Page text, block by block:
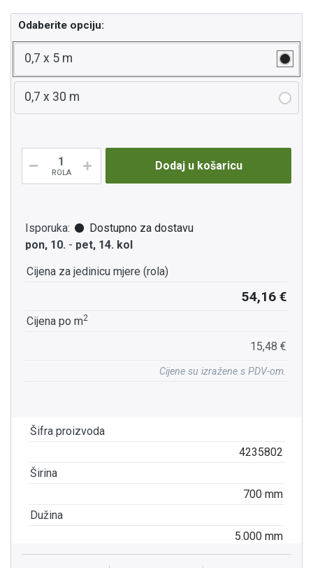
Odaberite opciju:
0,7 x 5 m
0,7 x 30 m
Šifra proizvoda
4235802
Širina
700 mm
Dužina
5.000 mm
ROLA Dodaj u košaricu
Isporuka:
Dostupno za dostavu
pon, 10. - pet, 14. kol
Cijena za jedinicu mjere (rola)
54,16 €
Cijena po m2
15,48 €
Cijene su izražene s PDV-om.